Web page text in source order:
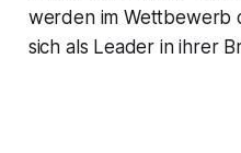
werden im Wettbewerb
sich als Leader in ihrer